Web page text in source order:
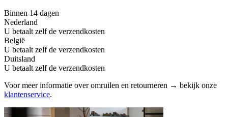
Binnen 14 dagen
Nederland
U betaalt zelf de verzendkosten
België
U betaalt zelf de verzendkosten
Duitsland
U betaalt zelf de verzendkosten
Voor meer informatie over omruilen en retourneren → bekijk onze
klantenservice.